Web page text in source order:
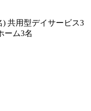
) 共用型デイサービス3
ーム3名